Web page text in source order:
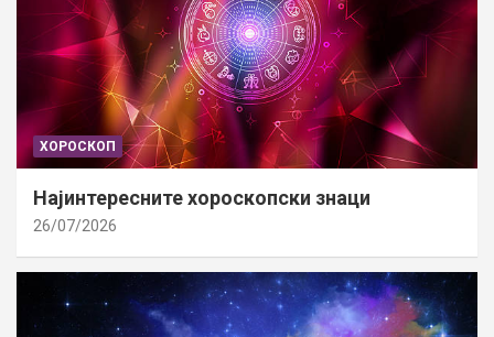
ХОРОСКОП
Најинтересните хороскопски знаци
26/07/2026